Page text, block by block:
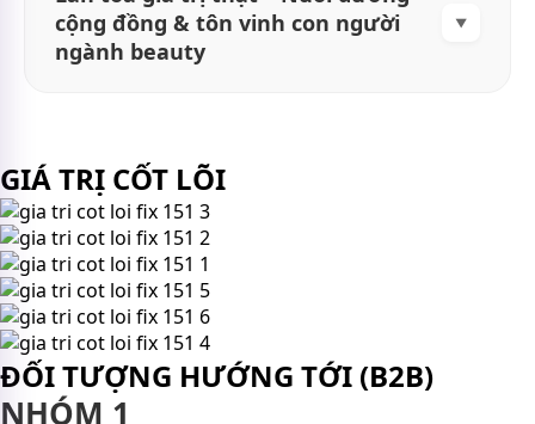
Nâng chuẩn hành nghề thông qua chứng chỉ
quốc tế ISO 17024.
cộng đồng & tôn vinh con người
ngành beauty
▼
hệ sinh thái sự kiện – livestream – workshop –
podcast
Tôn vinh bản sắc cá nhân, khơi dậy cảm hứng
sáng tạo và giá trị thật của người làm nghề.
GIÁ TRỊ CỐT LÕI
ĐỐI TƯỢNG HƯỚNG TỚI (B2B)
NHÓM 1